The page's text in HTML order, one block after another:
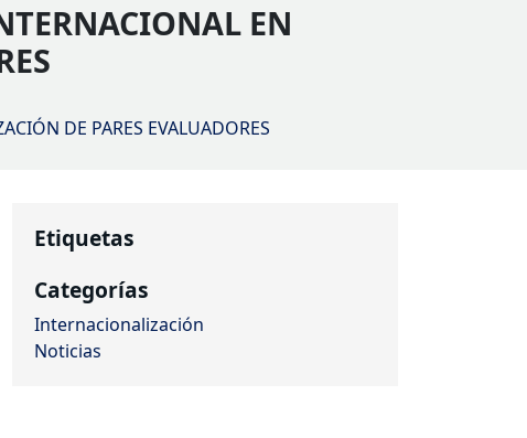
EN
DE PARES EVALUADORES
Etiquetas
Categorías
Internacionalización
Noticias